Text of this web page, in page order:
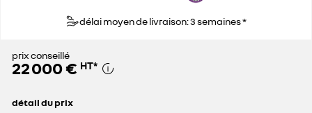
délai moyen de livraison: 3 semaines *
prix conseillé
22 000 € HT*
détail du prix